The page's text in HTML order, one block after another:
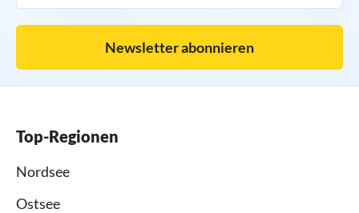
Newsletter abonnieren
Top-Regionen
Nordsee
Ostsee